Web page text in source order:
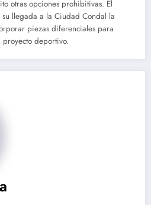
otras opciones prohibitivas. El
llegada a la Ciudad Condal la
piezas diferenciales para
deportivo.